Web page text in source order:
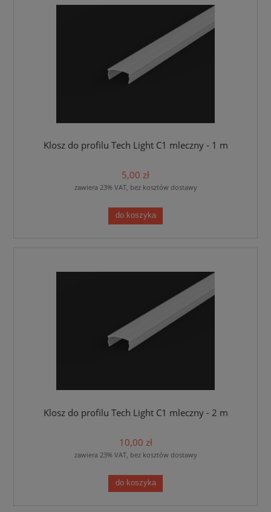
Klosz do profilu Tech Light C1 mleczny - 1 m
5,00 zł
zawiera 23% VAT, bez kosztów dostawy
do koszyka
Klosz do profilu Tech Light C1 mleczny - 2 m
10,00 zł
zawiera 23% VAT, bez kosztów dostawy
do koszyka